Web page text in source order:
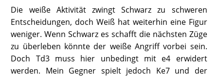
Die weiße Aktivität zwingt Schwarz zu schweren
Entscheidungen, doch Weiß hat weiterhin eine Figur
weniger. Wenn Schwarz es schafft die nächsten Züge
zu überleben könnte der weiße Angriff vorbei sein.
Doch Td3 muss hier unbedingt mit e4 erwidert
werden. Mein Gegner spielt jedoch Ke7 und der